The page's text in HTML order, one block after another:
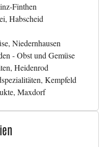
Finthen
Habscheid
Niedernhausen
- Obst und Gemüse
Heidenrod
Kempfeld
Maxdorf